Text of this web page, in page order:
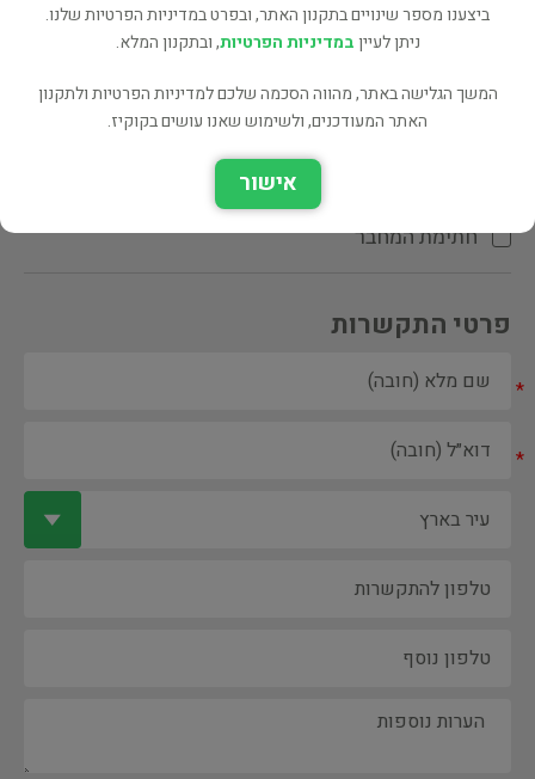
הקדשת המחבר\המתרגם
חתימת המחבר
פרטי התקשרות
*
*
ביצענו מספר שינויים בתקנון האתר, ובפרט במדיניות הפרטיות שלנו.
ניתן לעייןבמדיניות הפרטיות, ובתקנון המלא.
המשך הגלישה באתר, מהווה הסכמה שלכם למדיניות הפרטיות ולתקנון
האתר המעודכנים, ולשימוש שאנו עושים בקוקיז.
אישור